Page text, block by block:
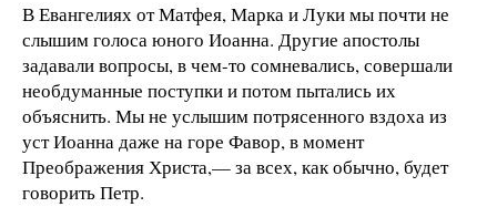
В Евангелиях от Матфея, Марка и Луки мы почти не
слышим голоса юного Иоанна. Другие апостолы
задавали вопросы, в чем-то сомневались, совершали
необдуманные поступки и потом пытались их
объяснить. Мы не услышим потрясенного вздоха из
уст Иоанна даже на горе Фавор, в момент
Преображения Христа,— за всех, как обычно, будет
говорить Петр.